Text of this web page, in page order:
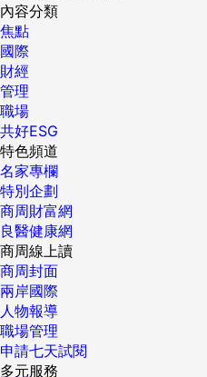
內容分類
焦點
國際
財經
管理
職場
共好ESG
特色頻道
名家專欄
特別企劃
商周財富網
良醫健康網
商周線上讀
商周封面
兩岸國際
人物報導
職場管理
申請七天試閱
多元服務